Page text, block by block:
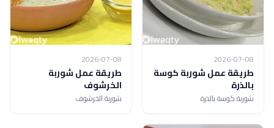
2026-07-08
طريقة عمل شوربة كوسة
بالذرة
شوربة كوسة بالذرة
2026-07-08
طريقة عمل شوربة
الخرشوف
شوربة الخرشوف